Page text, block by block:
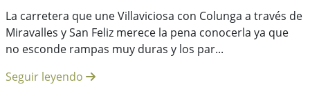
La carretera que une Villaviciosa con Colunga a través de
Miravalles y San Feliz merece la pena conocerla ya que
no esconde rampas muy duras y los par...
Seguir leyendo